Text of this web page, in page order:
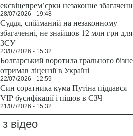
ексвіцепрем’єрки незаконне
28/07/2026 - 19:48
Суддя, спійманий на незаконному
збагаченні, не знайшов 12 млн грн для
ЗСУ
23/07/2026 - 15:32
Болгарський воротила грального
отримав ліцензії в Україні
22/07/2026 - 12:59
Син соратника кума Путіна піддався
VIP-бусифікації і пішов в СЗЧ
21/07/2026 - 15:32
з відео